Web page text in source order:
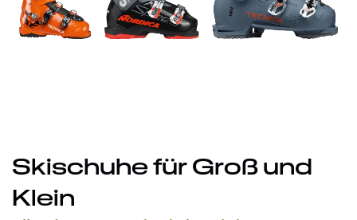
Skischuhe für Groß und
Klein